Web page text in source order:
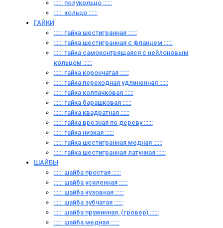
:::::: полукольцо ::::::
:::::: кольцо ::::::
ГАЙКИ
:::::: гайка шестигранная ::::::
:::::: гайка шестигранная с фланцем ::::::
:::::: гайка самоконтрящаяся с нейлоновым
кольцом ::::::
:::::: гайка корончатая ::::::
:::::: гайка переходная удлиненная ::::::
:::::: гайка колпачковая ::::::
:::::: гайка барашковая ::::::
:::::: гайка квадратная ::::::
:::::: гайка врезная по дереву ::::::
:::::: гайка низкая ::::::
:::::: гайка шестигранная медная ::::::
:::::: гайка шестигранная латунная ::::::
ШАЙБЫ
:::::: шайба простая ::::::
:::::: шайба усиленная ::::::
:::::: шайба кузовная ::::::
:::::: шайба зубчатая ::::::
:::::: шайба пружинная, (гровер) ::::::
:::::: шайба медная ::::::